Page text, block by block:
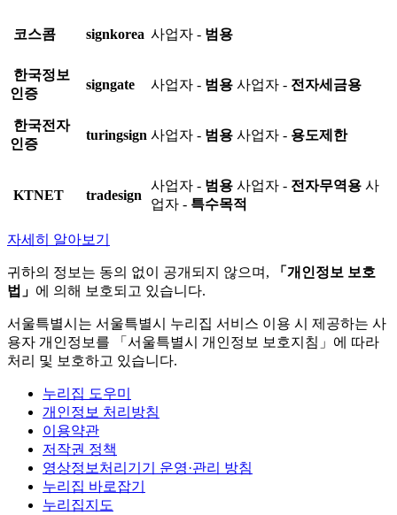
코스콤 signkorea 사업자 - 범용
한국정보
인증
signgate 사업자 - 범용 사업자 - 전자세금용
한국전자
인증
turingsign 사업자 - 범용 사업자 - 용도제한
KTNET tradesign
사업자 - 범용 사업자 - 전자무역용 사
업자 - 특수목적
자세히 알아보기
귀하의 정보는 동의 없이 공개되지 않으며,
「개인정보 보호
법」 에 의해 보호되고 있습니다.
서울특별시는 서울특별시 누리집 서비스 이용 시 제공하는 사
용자 개인정보를 「서울특별시 개인정보 보호지침」에 따라
처리 및 보호하고 있습니다.
누리집 도우미
개인정보 처리방침
이용약관
저작권 정책
영상정보처리기기 운영·관리 방침
누리집 바로잡기
누리집지도